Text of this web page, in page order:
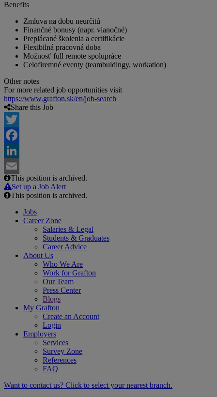
Benefits
Zmluva na dobu neurčitú
Finančné bonusy (napr. vianočné)
Preplácané školenia a certifikácie
Flexibilná pracovná doba
Možnosť full remote spolupráce
Celofiremné eventy (teambuldingy, workation)
Other notes
For more related job opportunities visit
https://www.grafton.sk/en/job-search
Share this Job
Twitter
Facebook
LinkedIn
Email
This position is archived.
Set up a Job Alert
This position is archived.
Jobs
Career Zone
Salaries & Legal
Students & Graduates
Career Advice
About Us
Who We Are
Work for Grafton
Our Team
Press Center
Blogs
My Grafton
Create an Account
Login
Employers
Services
Survey Zone
References
FAQ
Want to contact us? Click to select your nearest branch.